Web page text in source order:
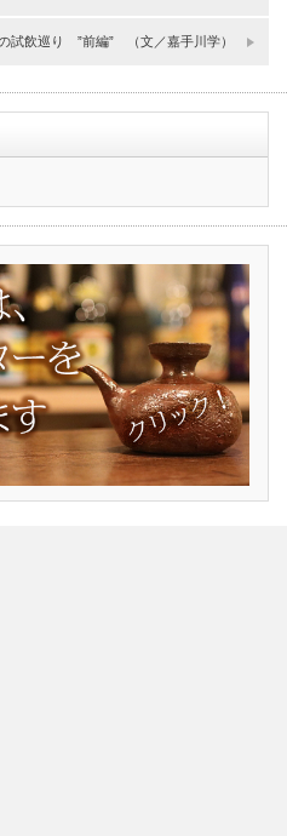
試飲巡り ”前編” （文／嘉手川学）